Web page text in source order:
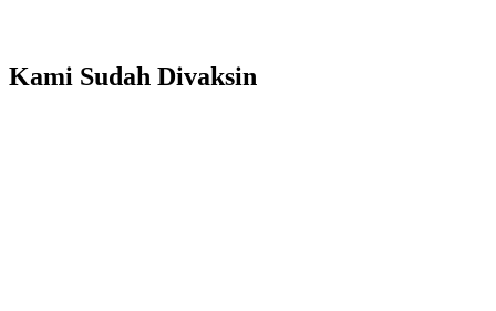
Kami Sudah Divaksin